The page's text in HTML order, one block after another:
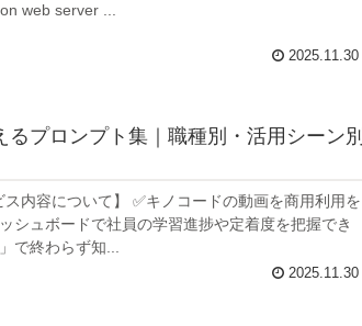
web server ...
2025.11.30
るプロンプト集｜職種別・活用シーン別
ス内容について】 ✅キノコードの動画を商用利用を
シュボードで社員の学習進捗や定着度を把握でき
で終わらず知...
2025.11.30